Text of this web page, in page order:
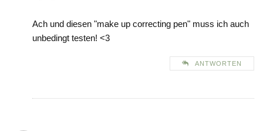
Ach und diesen "make up correcting pen" muss ich auch
unbedingt testen! <3
ANTWORTEN